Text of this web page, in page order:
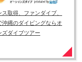
取得、ファンダイブ、
沖縄のダイビングならオ
ズダイブツアー